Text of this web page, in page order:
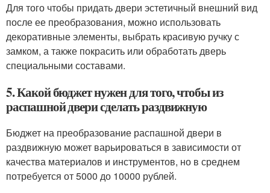
Для того чтобы придать двери эстетичный внешний вид
после ее преобразования, можно использовать
декоративные элементы, выбрать красивую ручку с
замком, а также покрасить или обработать дверь
специальными составами.
5. Какой бюджет нужен для того, чтобы из
распашной двери сделать раздвижную
Бюджет на преобразование распашной двери в
раздвижную может варьироваться в зависимости от
качества материалов и инструментов, но в среднем
потребуется от 5000 до 10000 рублей.